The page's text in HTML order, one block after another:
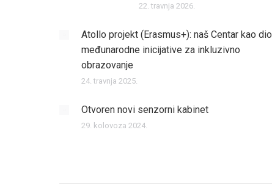
22. travnja 2026.
Atollo projekt (Erasmus+): naš Centar kao dio
međunarodne inicijative za inkluzivno
obrazovanje
24. travnja 2025.
Otvoren novi senzorni kabinet
29. kolovoza 2024.